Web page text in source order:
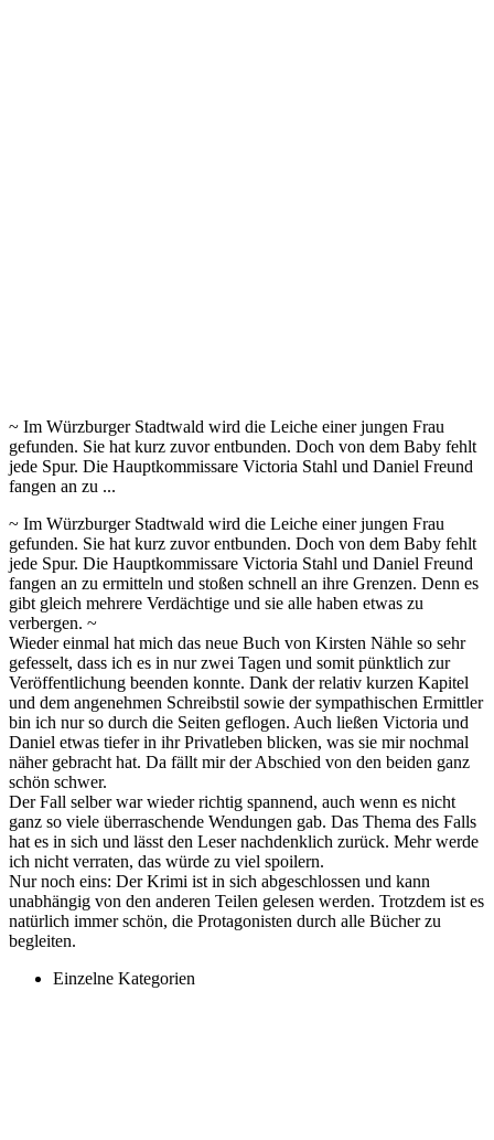
~ Im Würzburger Stadtwald wird die Leiche einer jungen Frau
gefunden. Sie hat kurz zuvor entbunden. Doch von dem Baby fehlt
jede Spur. Die Hauptkommissare Victoria Stahl und Daniel Freund
fangen an zu ...
~ Im Würzburger Stadtwald wird die Leiche einer jungen Frau
gefunden. Sie hat kurz zuvor entbunden. Doch von dem Baby fehlt
jede Spur. Die Hauptkommissare Victoria Stahl und Daniel Freund
fangen an zu ermitteln und stoßen schnell an ihre Grenzen. Denn es
gibt gleich mehrere Verdächtige und sie alle haben etwas zu
verbergen. ~
Wieder einmal hat mich das neue Buch von Kirsten Nähle so sehr
gefesselt, dass ich es in nur zwei Tagen und somit pünktlich zur
Veröffentlichung beenden konnte. Dank der relativ kurzen Kapitel
und dem angenehmen Schreibstil sowie der sympathischen Ermittler
bin ich nur so durch die Seiten geflogen. Auch ließen Victoria und
Daniel etwas tiefer in ihr Privatleben blicken, was sie mir nochmal
näher gebracht hat. Da fällt mir der Abschied von den beiden ganz
schön schwer.
Der Fall selber war wieder richtig spannend, auch wenn es nicht
ganz so viele überraschende Wendungen gab. Das Thema des Falls
hat es in sich und lässt den Leser nachdenklich zurück. Mehr werde
ich nicht verraten, das würde zu viel spoilern.
Nur noch eins: Der Krimi ist in sich abgeschlossen und kann
unabhängig von den anderen Teilen gelesen werden. Trotzdem ist es
natürlich immer schön, die Protagonisten durch alle Bücher zu
begleiten.
Einzelne Kategorien